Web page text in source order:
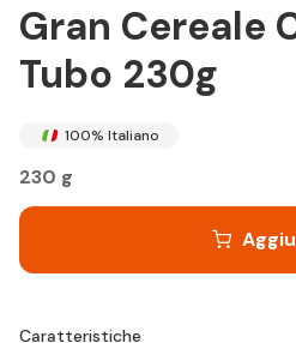
Gran Cereale
Tubo 230g
100% Italiano
230 g
Caratteristiche